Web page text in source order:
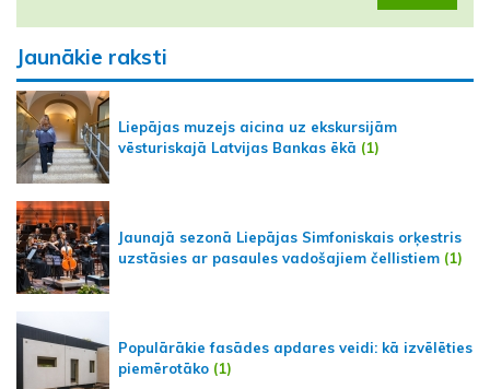
Jaunākie raksti
Liepājas muzejs aicina uz ekskursijām
vēsturiskajā Latvijas Bankas ēkā (1)
Jaunajā sezonā Liepājas Simfoniskais orķestris
uzstāsies ar pasaules vadošajiem čellistiem (1)
Populārākie fasādes apdares veidi: kā izvēlēties
piemērotāko (1)